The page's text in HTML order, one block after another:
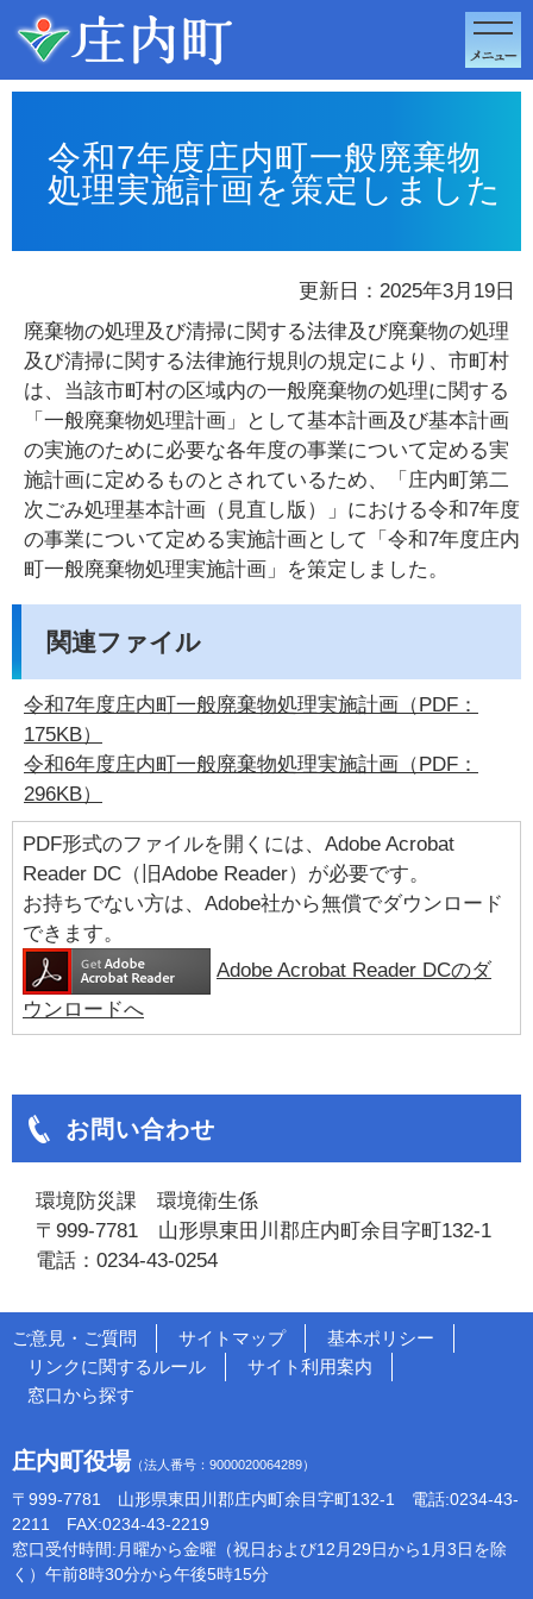
このページの本文へ移動
令和7年度庄内町一般廃棄物
処理実施計画を策定しました
更新日：2025年3月19日
廃棄物の処理及び清掃に関する法律及び廃棄物の処理
及び清掃に関する法律施行規則の規定により、市町村
は、当該市町村の区域内の一般廃棄物の処理に関する
「一般廃棄物処理計画」として基本計画及び基本計画
の実施のために必要な各年度の事業について定める実
施計画に定めるものとされているため、「庄内町第二
次ごみ処理基本計画（見直し版）」における令和7年度
の事業について定める実施計画として「令和7年度庄内
町一般廃棄物処理実施計画」を策定しました。
関連ファイル
令和7年度庄内町一般廃棄物処理実施計画（PDF：
175KB）
令和6年度庄内町一般廃棄物処理実施計画（PDF：
296KB）
PDF形式のファイルを開くには、Adobe Acrobat
Reader DC（旧Adobe Reader）が必要です。
お持ちでない方は、Adobe社から無償でダウンロード
できます。
Adobe Acrobat Reader DCのダ
ウンロードへ
お問い合わせ
環境防災課 環境衛生係
〒999-7781 山形県東田川郡庄内町余目字町132-1
電話：0234-43-0254
ご意見・ご質問 サイトマップ
基本ポリシー
リンクに関するルール
サイト利用案内
窓口から探す
庄内町役場（法人番号：9000020064289）
〒999-7781 山形県東田川郡庄内町余目字町132-1 電話:0234-43-
2211 FAX:0234-43-2219
窓口受付時間:月曜から金曜（祝日および12月29日から1月3日を除
く）午前8時30分から午後5時15分